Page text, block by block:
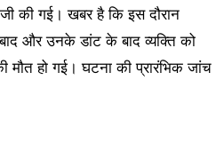
की गई। खबर है कि इस दौरान
और उनके डांट के बाद व्यक्ति को
मौत हो गई। घटना की प्रारंभिक जांच